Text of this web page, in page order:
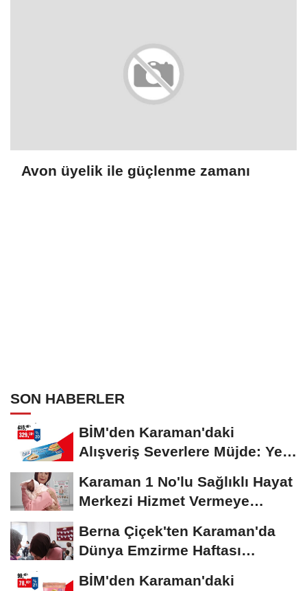
Avon üyelik ile güçlenme zamanı
SON HABERLER
BİM'den Karaman'daki
Alışveriş Severlere Müjde: Yeni
Karaman 1 No'lu Sağlıklı Hayat
Merkezi Hizmet Vermeye
Berna Çiçek'ten Karaman'da
Dünya Emzirme Haftası
Etkinliğine Ziyaret
BİM'den Karaman'daki